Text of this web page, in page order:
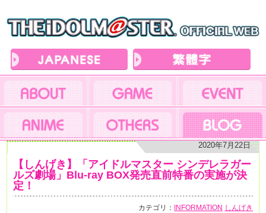
2020年7月22日
【しんげき】「アイドルマスター シンデレラガー
ルズ劇場」Blu-ray BOX発売直前特番の実施が決
定！
カテゴリ： INFORMATION しんげき